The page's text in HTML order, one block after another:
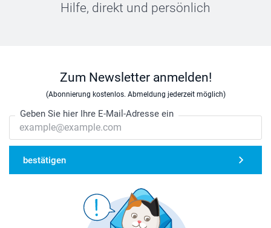
Hilfe, direkt und persönlich
Zum Newsletter anmelden!
(Abonnierung kostenlos. Abmeldung jederzeit möglich)
Geben Sie hier Ihre E-Mail-Adresse ein
bestätigen